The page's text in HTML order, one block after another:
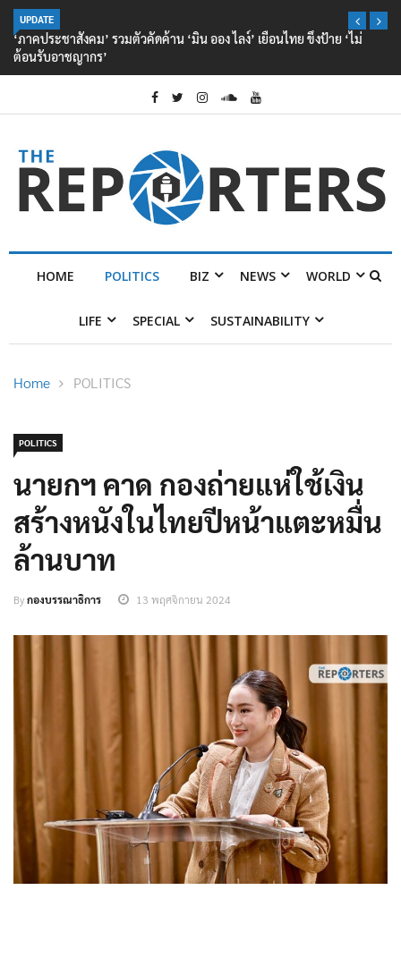
UPDATE
‘ภาคประชาสังคม’ รวมตัวคัดค้าน ‘มิน ออง ไลง์’ เยือนไทย ขึงป้าย ‘ไม่
ต้อนรับอาชญากร’
HOME POLITICS BIZ NEWS WORLD
LIFE SPECIAL SUSTAINABILITY
Home POLITICS
POLITICS
นายกฯ คาด กองถ่ายแห่ใช้เงิน
สร้างหนังในไทยปีหน้าแตะหมื่น
ล้านบาท
Byกองบรรณาธิการ 13 พฤศจิกายน 2024